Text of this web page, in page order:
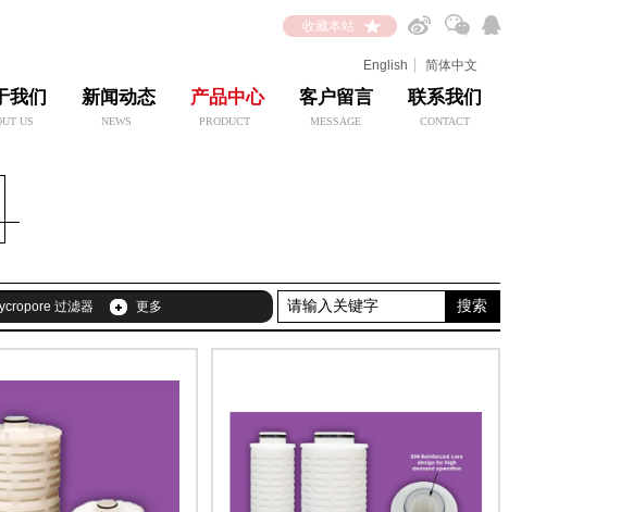
收藏本站
English 简体中文
我们 新闻动态 产品中心 客户留言 联系我们
PRODUCT
NEWS CONTACT
MESSAGE
US
搜索
过滤器 更多